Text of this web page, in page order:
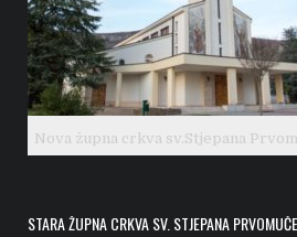
Nova župna crkva sv.Stjepana
STARA ŽUPNA CRKVA SV. STJEPANA